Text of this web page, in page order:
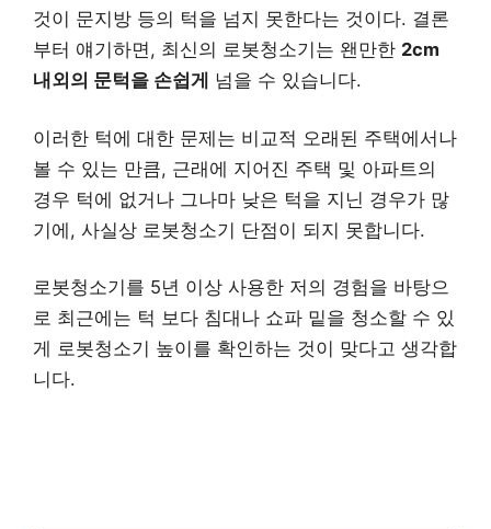
것이 문지방 등의 턱을 넘지 못한다는 것이다. 결론
부터 얘기하면, 최신의 로봇청소기는 왠만한 2cm
내외의 문턱을 손쉽게 넘을 수 있습니다.
이러한 턱에 대한 문제는 비교적 오래된 주택에서나
볼 수 있는 만큼, 근래에 지어진 주택 및 아파트의
경우 턱에 없거나 그나마 낮은 턱을 지닌 경우가 많
기에, 사실상 로봇청소기 단점이 되지 못합니다.
로봇청소기를 5년 이상 사용한 저의 경험을 바탕으
로 최근에는 턱 보다 침대나 쇼파 밑을 청소할 수 있
게 로봇청소기 높이를 확인하는 것이 맞다고 생각합
니다.